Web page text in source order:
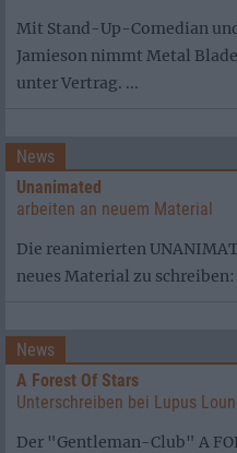
Mit Stand-Up-Comedian
Jamieson nimmt Metal
unter Vertrag. ...
News
Unanimated
arbeiten an neuem Material
Die reanimierten
neues Material zu
News
A Forest Of Stars
Unterschreiben bei Lupus
Der "Gentleman-Club" A